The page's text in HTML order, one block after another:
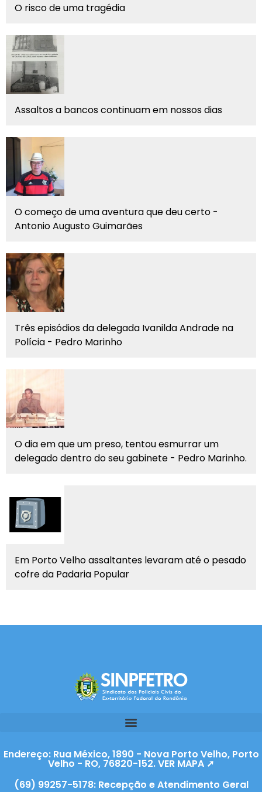
O risco de uma tragédia
Assaltos a bancos continuam em nossos dias
O começo de uma aventura que deu certo -
Antonio Augusto Guimarães
Três episódios da delegada Ivanilda Andrade na
Polícia - Pedro Marinho
O dia em que um preso, tentou esmurrar um
delegado dentro do seu gabinete - Pedro Marinho.
Em Porto Velho assaltantes levaram até o pesado
cofre da Padaria Popular
Endereço: Rua México, 1890 - Nova Porto Velho, Porto
Velho - RO, 76820-152. VER MAPA ➚
(69) 99257-5178: Recepção e Atendimento Geral